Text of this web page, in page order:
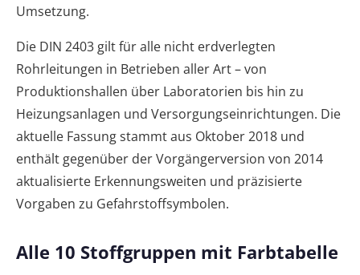
Umsetzung.
Die DIN 2403 gilt für alle nicht erdverlegten
Rohrleitungen in Betrieben aller Art – von
Produktionshallen über Laboratorien bis hin zu
Heizungsanlagen und Versorgungseinrichtungen. Die
aktuelle Fassung stammt aus Oktober 2018 und
enthält gegenüber der Vorgängerversion von 2014
aktualisierte Erkennungsweiten und präzisierte
Vorgaben zu Gefahrstoffsymbolen.
Alle 10 Stoffgruppen mit Farbtabelle